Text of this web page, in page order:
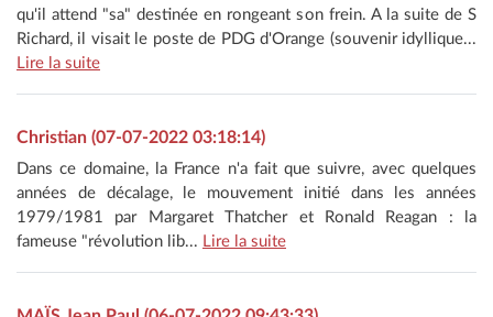
qu'il attend "sa" destinée en rongeant son frein. A la suite de S
Richard, il visait le poste de PDG d'Orange (souvenir idyllique...
Lire la suite
Christian (07-07-2022 03:18:14)
Dans ce domaine, la France n'a fait que suivre, avec quelques
années de décalage, le mouvement initié dans les années
1979/1981 par Margaret Thatcher et Ronald Reagan : la
fameuse "révolution lib... Lire la suite